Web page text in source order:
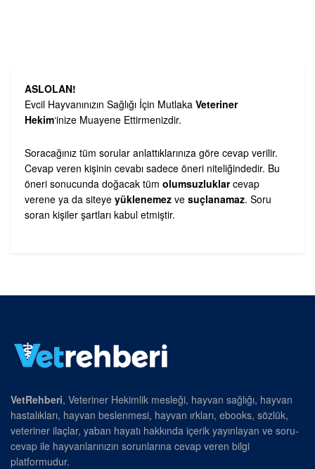
ASLOLAN!
Evcil Hayvanınızın Sağlığı İçin Mutlaka Veteriner
Hekim‘inize Muayene Ettirmenizdir.
Soracağınız tüm sorular anlattıklarınıza göre cevap verilir.
Cevap veren kişinin cevabı sadece öneri niteliğindedir. Bu
öneri sonucunda doğacak tüm olumsuzluklarcevap
verene ya da siteye yüklenemez ve suçlanamaz. Soru
soran kişiler şartları kabul etmiştir.
VetRehberi, Veteriner Hekimlik mesleği, hayvan sağlığı, hayvan
hastalıkları, hayvan beslenmesi, hayvan ırkları, ebooks, sözlük,
veteriner ilaçlar, yaban hayatı hakkında içerik yayınlayan ve soru-
cevap ile hayvanlarınızın sorunlarına cevap veren bilgi
platformudur.